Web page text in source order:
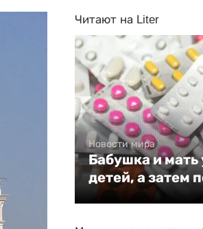
Читают на Liter
Новости мира
Бабушка и
детей, а затем